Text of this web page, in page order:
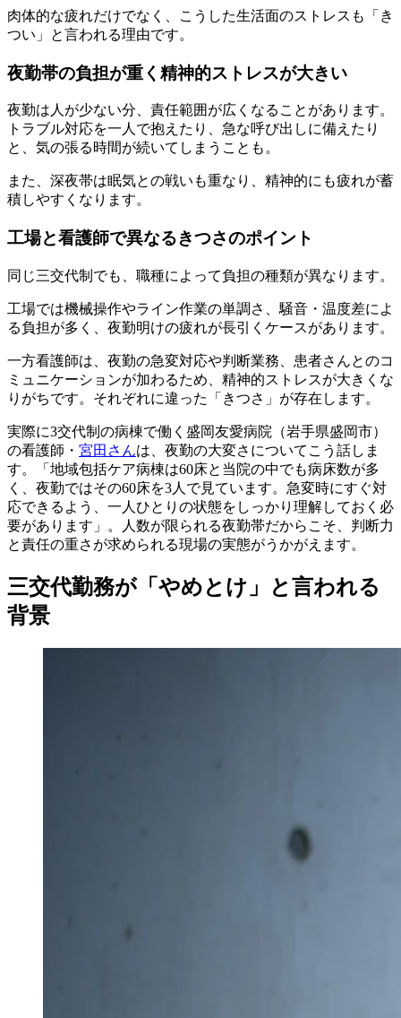
肉体的な疲れだけでなく、こうした生活面のストレスも「き
つい」と言われる理由です。
夜勤帯の負担が重く精神的ストレスが大きい
夜勤は人が少ない分、責任範囲が広くなることがあります。
トラブル対応を一人で抱えたり、急な呼び出しに備えたり
と、気の張る時間が続いてしまうことも。
また、深夜帯は眠気との戦いも重なり、精神的にも疲れが蓄
積しやすくなります。
工場と看護師で異なるきつさのポイント
同じ三交代制でも、職種によって負担の種類が異なります。
工場では機械操作やライン作業の単調さ、騒音・温度差によ
る負担が多く、夜勤明けの疲れが長引くケースがあります。
一方看護師は、夜勤の急変対応や判断業務、患者さんとのコ
ミュニケーションが加わるため、精神的ストレスが大きくな
りがちです。それぞれに違った「きつさ」が存在します。
実際に3交代制の病棟で働く盛岡友愛病院（岩手県盛岡市）
の看護師・ 宮田さんは、夜勤の大変さについてこう話しま
す。「地域包括ケア病棟は60床と当院の中でも病床数が多
く、夜勤ではその60床を3人で見ています。急変時にすぐ対
応できるよう、一人ひとりの状態をしっかり理解しておく必
要があります」。人数が限られる夜勤帯だからこそ、判断力
と責任の重さが求められる現場の実態がうかがえます。
三交代勤務が「やめとけ」と言われる
背景